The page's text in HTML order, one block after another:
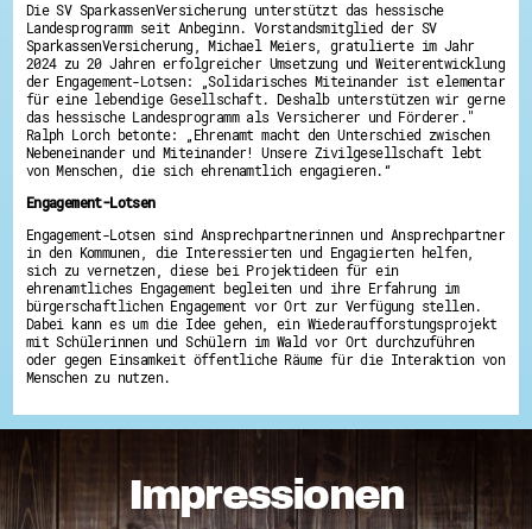
Versicherungsschutz
Wissenswertes rund um dein Ehrenamt
Zahlen, Daten, Fakten aus Hessen
Service
Suche
Downloads
Kontakt
Impressum
Barriere melden
Die SV SparkassenVersicherung unterstützt das hessische
Landesprogramm seit Anbeginn. Vorstandsmitglied der SV
SparkassenVersicherung, Michael Meiers, gratulierte im Jahr
2024 zu 20 Jahren erfolgreicher Umsetzung und Weiterentwicklung
der Engagement-Lotsen: „Solidarisches Miteinander ist elementar
für eine lebendige Gesellschaft. Deshalb unterstützen wir gerne
das hessische Landesprogramm als Versicherer und Förderer."
Ralph Lorch betonte: „Ehrenamt macht den Unterschied zwischen
Nebeneinander und Miteinander! Unsere Zivilgesellschaft lebt
von Menschen, die sich ehrenamtlich engagieren.“
Engagement-Lotsen
Engagement-Lotsen sind Ansprechpartnerinnen und Ansprechpartner
in den Kommunen, die Interessierten und Engagierten helfen,
sich zu vernetzen, diese bei Projektideen für ein
ehrenamtliches Engagement begleiten und ihre Erfahrung im
bürgerschaftlichen Engagement vor Ort zur Verfügung stellen.
Dabei kann es um die Idee gehen, ein Wiederaufforstungsprojekt
mit Schülerinnen und Schülern im Wald vor Ort durchzuführen
oder gegen Einsamkeit öffentliche Räume für die Interaktion von
Menschen zu nutzen.
Impressionen